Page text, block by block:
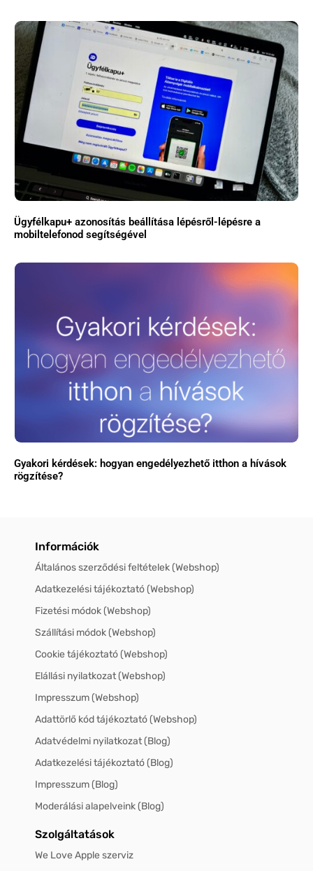
Ügyfélkapu+ azonosítás beállítása lépésről-lépésre a
mobiltelefonod segítségével
Gyakori kérdések: hogyan engedélyezhető itthon a hívások
rögzítése?
Információk
Általános szerződési feltételek (Webshop)
Adatkezelési tájékoztató (Webshop)
Fizetési módok (Webshop)
Szállítási módok (Webshop)
Cookie tájékoztató (Webshop)
Elállási nyilatkozat (Webshop)
Impresszum (Webshop)
Adattörlő kód tájékoztató (Webshop)
Adatvédelmi nyilatkozat (Blog)
Adatkezelési tájékoztató (Blog)
Impresszum (Blog)
Moderálási alapelveink (Blog)
Szolgáltatások
We Love Apple szerviz